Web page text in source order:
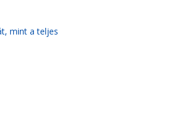
mint a teljes